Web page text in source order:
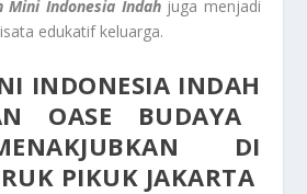
Mini Indonesia Indahjuga menjadi
edukatif keluarga.
INDONESIA INDAH
OASE BUDAYA
DI
PIKUK JAKARTA